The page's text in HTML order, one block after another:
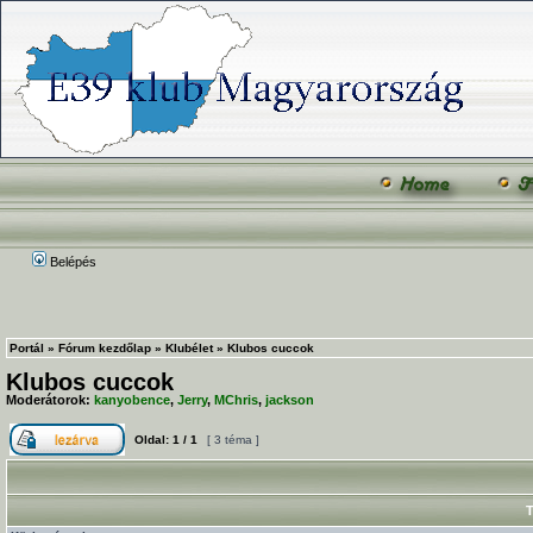
Belépés
Portál » Fórum kezdőlap » Klubélet» Klubos cuccok
Klubos cuccok
Moderátorok: kanyobence, Jerry, MChris, jackson
Oldal: 1 / 1 [ 3 téma ]